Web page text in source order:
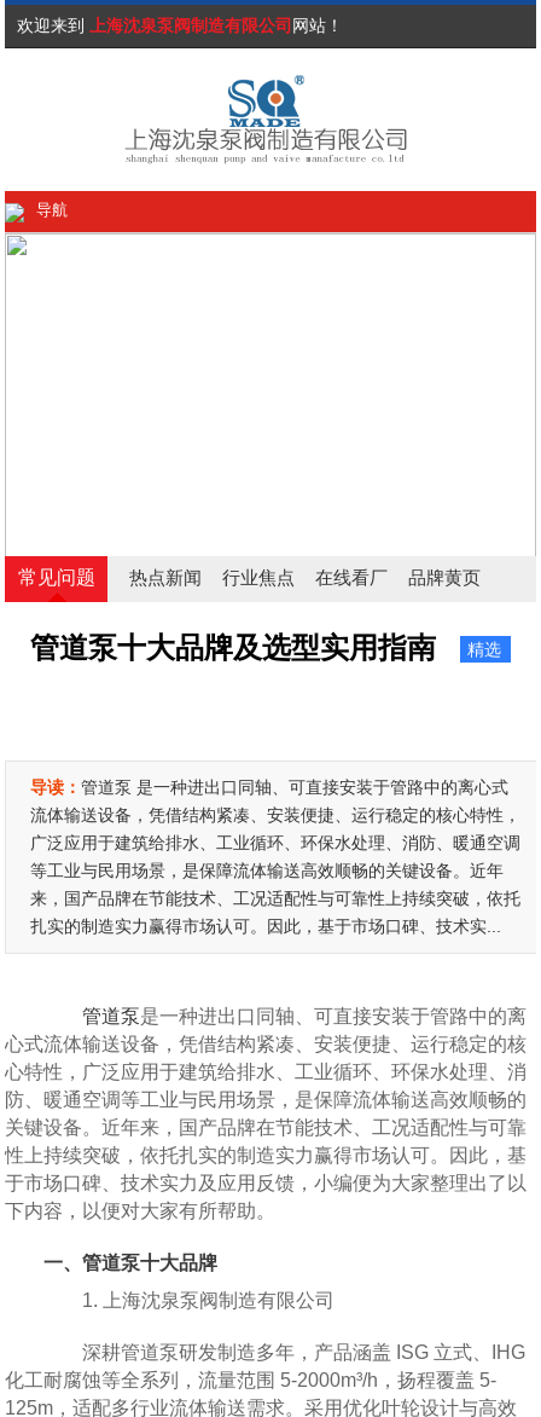
欢迎来到 上海沈泉泵阀制造有限公司 网站！
导航
常见问题 热点新闻 行业焦点 在线看厂 品牌黄页
管道泵十大品牌及选型实用指南 精选
导读：管道泵 是一种进出口同轴、可直接安装于管路中的离心式
流体输送设备，凭借结构紧凑、安装便捷、运行稳定的核心特性，
广泛应用于建筑给排水、工业循环、环保水处理、消防、暖通空调
等工业与民用场景，是保障流体输送高效顺畅的关键设备。近年
来，国产品牌在节能技术、工况适配性与可靠性上持续突破，依托
扎实的制造实力赢得市场认可。因此，基于市场口碑、技术实...
管道泵是一种进出口同轴、可直接安装于管路中的离
心式流体输送设备，凭借结构紧凑、安装便捷、运行稳定的核
心特性，广泛应用于建筑给排水、工业循环、环保水处理、消
防、暖通空调等工业与民用场景，是保障流体输送高效顺畅的
关键设备。近年来，国产品牌在节能技术、工况适配性与可靠
性上持续突破，依托扎实的制造实力赢得市场认可。因此，基
于市场口碑、技术实力及应用反馈，小编便为大家整理出了以
下内容，以便对大家有所帮助。
一、管道泵十大品牌
1. 上海沈泉泵阀制造有限公司
深耕管道泵研发制造多年，产品涵盖 ISG 立式、IHG
化工耐腐蚀等全系列，流量范围 5-2000m³/h，扬程覆盖 5-
125m，适配多行业流体输送需求。采用优化叶轮设计与高效